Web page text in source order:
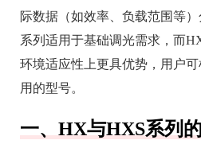
际数据（如效率、负载范围等
系列适用于基础调光需求，而
环境适应性上更具优势，用户
用的型号。
一、HX与HXS系列